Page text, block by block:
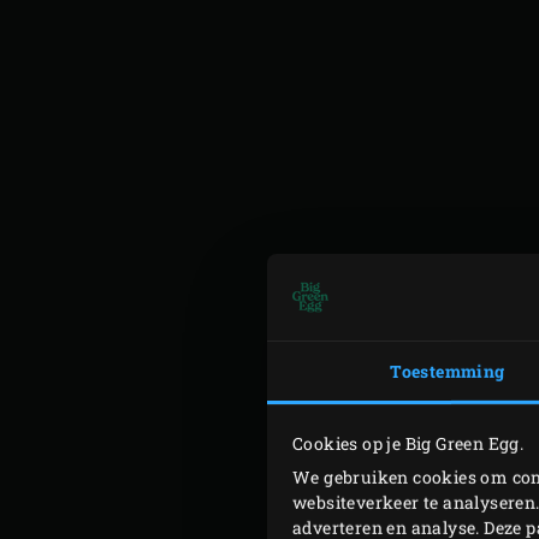
Toestemming
Cookies op je Big Green Egg.
We gebruiken cookies om
websiteverkeer te
adverteren en analyse. Deze
Verwarm voor de pekel
knoflook en voeg het
afkoelen.
Halveer voor de
sjalot en de knoflook.